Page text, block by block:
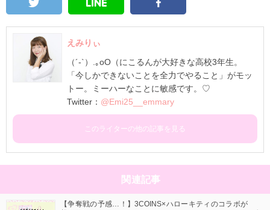
えみりぃ
（´-`）.｡oO（にこるんが大好きな高校3年生。
「今しかできないことを全力でやること」がモッ
トー。ミーハーなことに敏感です。♡
Twitter： @Emi25__emmary
このライターの他の記事を見る
関連記事
【争奪戦の予感…！】3COINS×ハローキティのコラボが